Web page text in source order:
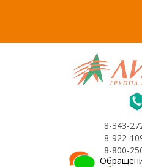
8-343-
8-922-
8-800-